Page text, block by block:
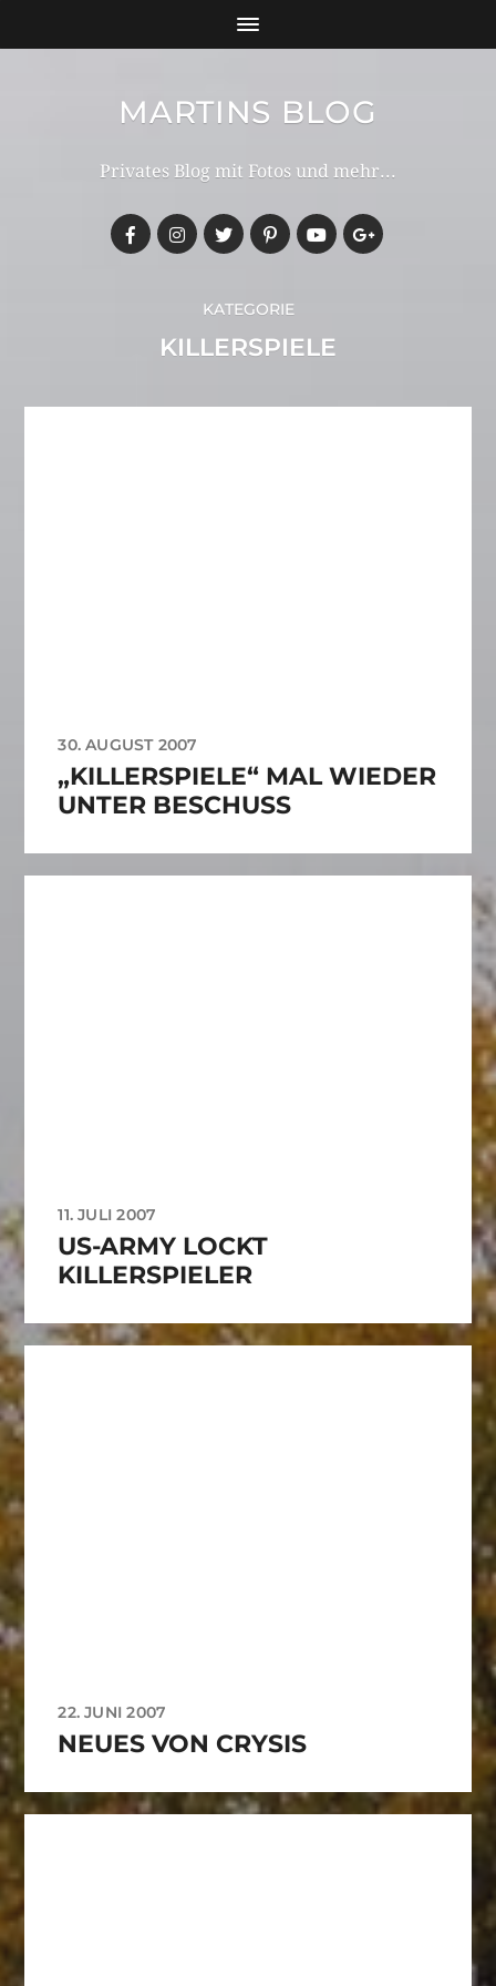
MARTINS BLOG
Privates Blog mit Fotos und mehr...
KATEGORIE
KILLERSPIELE
30. AUGUST 2007
„KILLERSPIELE“ MAL WIEDER
UNTER BESCHUSS
11. JULI 2007
US-ARMY LOCKT
KILLERSPIELER
22. JUNI 2007
NEUES VON CRYSIS